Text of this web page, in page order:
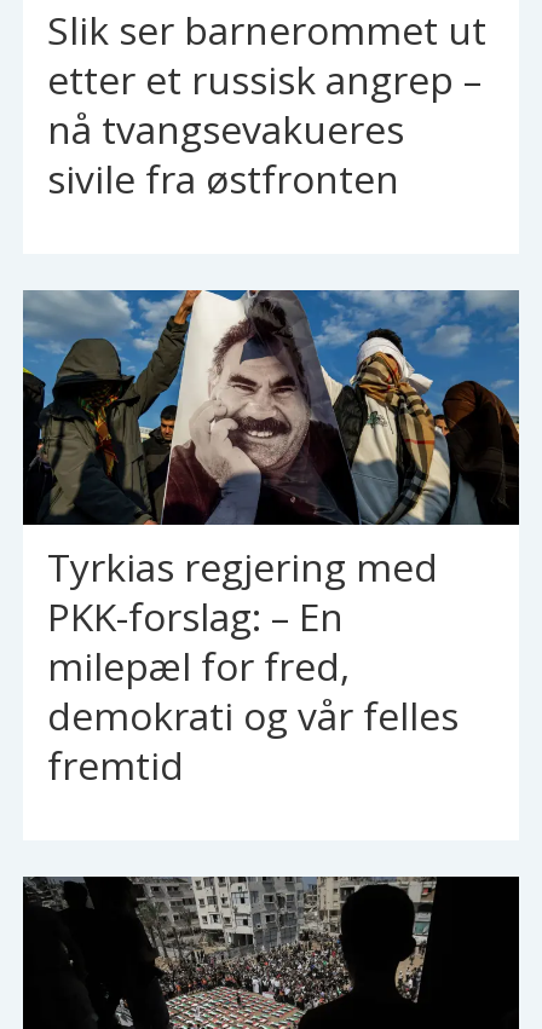
Slik ser barnerommet ut
etter et russisk angrep –
nå tvangsevakueres
sivile fra østfronten
Tyrkias regjering med
PKK-forslag: – En
milepæl for fred,
demokrati og vår felles
fremtid